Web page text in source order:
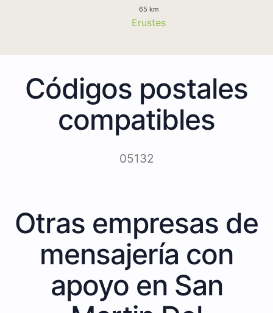
65 km
Erustes
Códigos postales
compatibles
05132
Otras empresas de
mensajería con
apoyo en San